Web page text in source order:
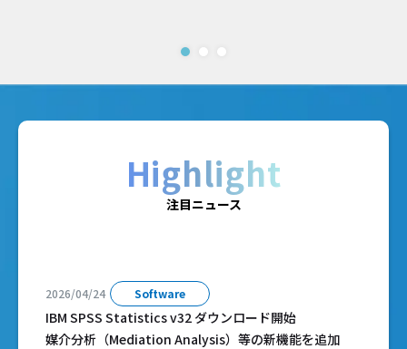
Highlight
注目ニュース
2026/04/24 Software
IBM SPSS Statistics v32 ダウンロード開始
媒介分析（Mediation Analysis）等の新機能を追加